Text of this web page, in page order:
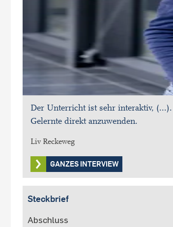
Der Unterricht ist sehr interaktiv,
Gelernte direkt anzuwenden.
Liv Reckeweg
GANZES INTERVIEW
Steckbrief
Abschluss